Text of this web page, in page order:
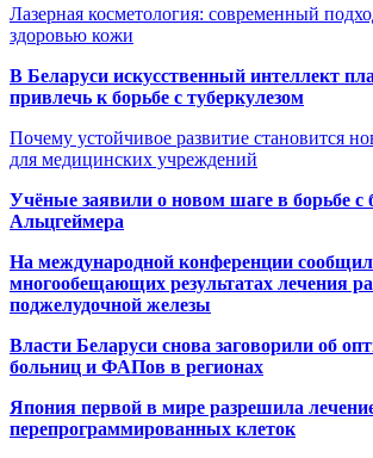
Лазерная косметология: современный
здоровью кожи
В Беларуси искусственный интеллект
привлечь к борьбе с туберкулезом
Почему устойчивое развитие становится
для медицинских учреждений
Учёные заявили о новом шаге в борьбе с
Альцгеймера
На международной конференции
многообещающих результатах лечения
поджелудочной железы
Власти Беларуси снова заговорили об
больниц и ФАПов в регионах
Япония первой в мире разрешила
перепрограммированных клеток